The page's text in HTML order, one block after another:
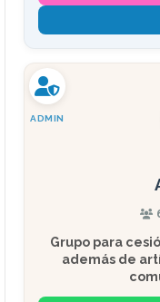
ADMIN
Grupo para
además de